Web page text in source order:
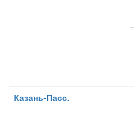
Казань-Пасс.